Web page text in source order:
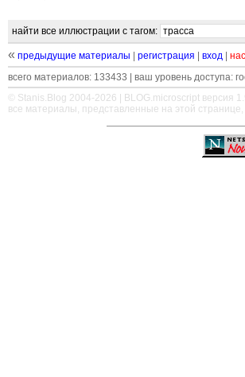
найти все иллюстрации с тагом:
« предыдущие материалы регистрация вход
всего материалов: 133433 | ваш уровень доступа:
© Stanis.Blog 2004-2026 |
BLOG.microscript версия
все материалы, представленные на этой
——————————